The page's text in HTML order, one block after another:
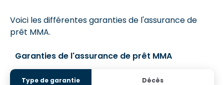
Voici les différentes garanties de l'assurance de
prêt MMA.
Garanties de l'assurance de prêt MMA
Décès